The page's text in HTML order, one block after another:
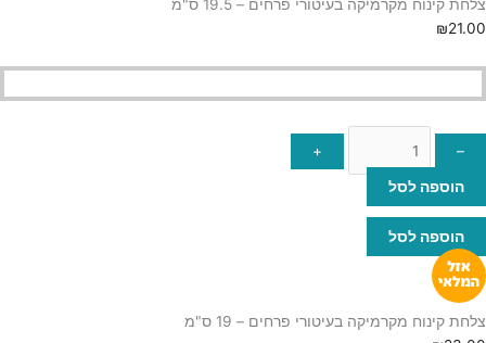
צלחת קינוח מקרמיקה בעיטורי פרחים – 19.5 ס"מ
₪21.00
–
+
הוספה לסל
הוספה לסל
צלחת קינוח מקרמיקה בעיטורי פרחים – 19 ס"מ